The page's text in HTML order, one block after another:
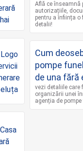
Află ce înseamnă
autorizațiile,
pentru a înființa o
detalii!
Cum
pompe
de una fără
vezi detaliile care
organizării unei
agenția de pompe